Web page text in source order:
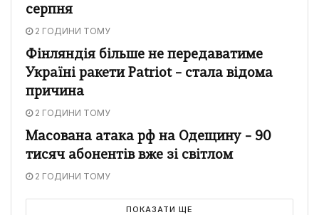
серпня
2 ГОДИНИ ТОМУ
Фінляндія більше не передаватиме
Україні ракети Patriot – стала відома
причина
2 ГОДИНИ ТОМУ
Масована атака рф на Одещину – 90
тисяч абонентів вже зі світлом
2 ГОДИНИ ТОМУ
ПОКАЗАТИ ЩЕ